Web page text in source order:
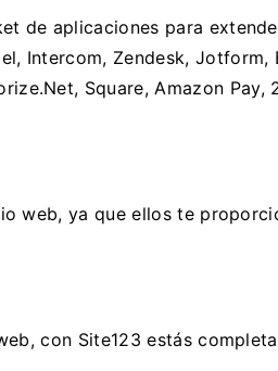
de aplicaciones para
Intercom, Zendesk,
Square, Amazon Pay,
web, ya que ellos te
con Site123 estás